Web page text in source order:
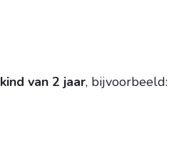
kind van 2 jaar, bijvoorbeeld: